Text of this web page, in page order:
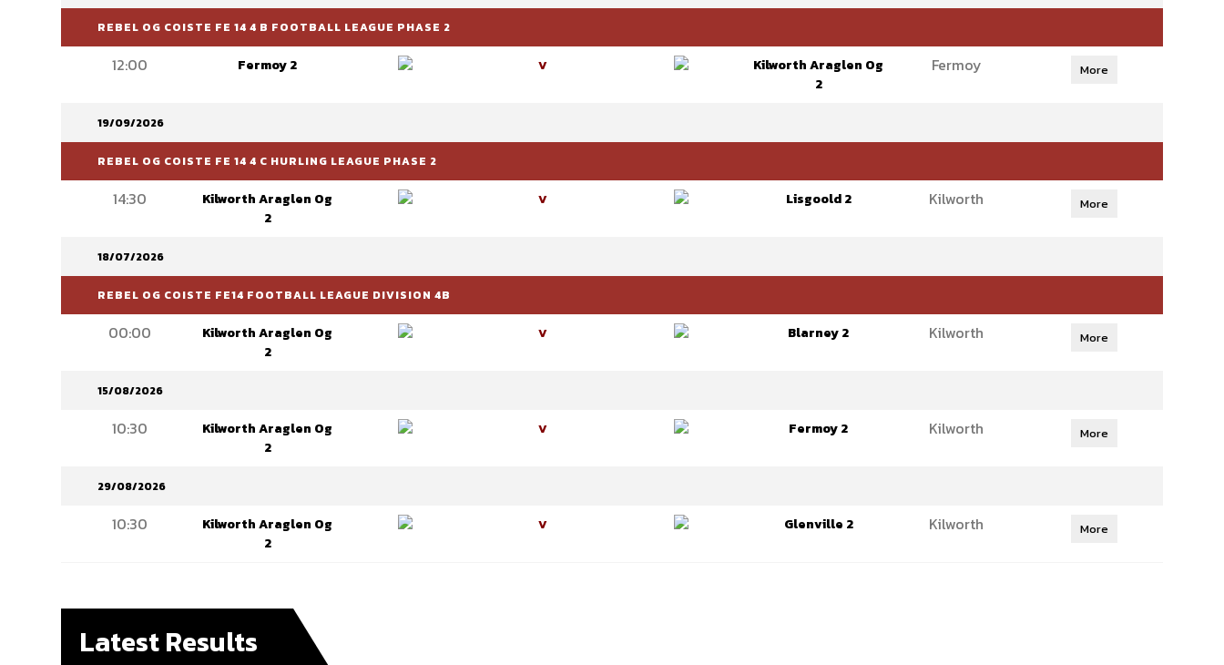
REBEL OG COISTE FE 14 4 B FOOTBALL LEAGUE PHASE 2
12:00 Fermoy 2 V
Kilworth Araglen Og
2
Fermoy More
19/09/2026
REBEL OG COISTE FE 14 4 C HURLING LEAGUE PHASE 2
14:30
Kilworth Araglen Og
2
V Lisgoold 2 Kilworth More
18/07/2026
REBEL OG COISTE FE14 FOOTBALL LEAGUE DIVISION 4B
00:00
Kilworth Araglen Og
2
V Blarney 2 Kilworth More
15/08/2026
10:30
Kilworth Araglen Og
2
V Fermoy 2 Kilworth More
29/08/2026
10:30
Kilworth Araglen Og
2
V Glenville 2 Kilworth More
Latest Results